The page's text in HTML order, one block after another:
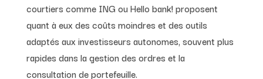
courtiers comme ING ou Hello bank! proposent
quant à eux des coûts moindres et des outils
adaptés aux investisseurs autonomes, souvent plus
rapides dans la gestion des ordres et la
consultation de portefeuille.